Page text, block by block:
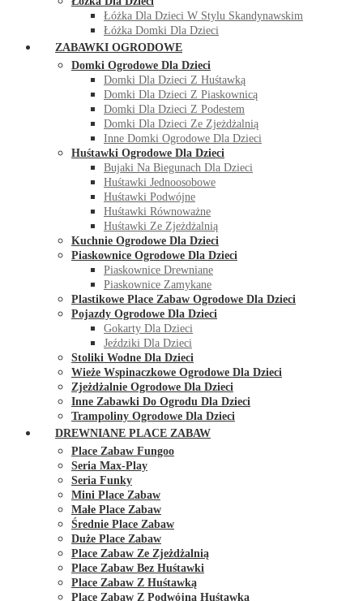
Łóżka Dla Dzieci W Stylu Skandynawskim
Łóżka Domki Dla Dzieci
ZABAWKI OGRODOWE
Domki Ogrodowe Dla Dzieci
Domki Dla Dzieci Z Huśtawką
Domki Dla Dzieci Z Piaskownicą
Domki Dla Dzieci Z Podestem
Domki Dla Dzieci Ze Zjeżdżalnią
Inne Domki Ogrodowe Dla Dzieci
Huśtawki Ogrodowe Dla Dzieci
Bujaki Na Biegunach Dla Dzieci
Huśtawki Jednoosobowe
Huśtawki Podwójne
Huśtawki Równoważne
Huśtawki Ze Zjeżdżalnią
Kuchnie Ogrodowe Dla Dzieci
Piaskownice Ogrodowe Dla Dzieci
Piaskownice Drewniane
Piaskownice Zamykane
Plastikowe Place Zabaw Ogrodowe Dla Dzieci
Pojazdy Ogrodowe Dla Dzieci
Gokarty Dla Dzieci
Jeździki Dla Dzieci
Stoliki Wodne Dla Dzieci
Wieże Wspinaczkowe Ogrodowe Dla Dzieci
Zjeżdżalnie Ogrodowe Dla Dzieci
Inne Zabawki Do Ogrodu Dla Dzieci
Trampoliny Ogrodowe Dla Dzieci
DREWNIANE PLACE ZABAW
Place Zabaw Fungoo
Seria Max-Play
Seria Funky
Mini Place Zabaw
Małe Place Zabaw
Średnie Place Zabaw
Duże Place Zabaw
Place Zabaw Ze Zjeżdżalnią
Place Zabaw Bez Huśtawki
Place Zabaw Z Huśtawką
Place Zabaw Z Podwójną Huśtawką